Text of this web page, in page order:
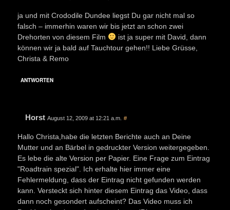
ja und mit Crododile Dundee liegst Du gar nicht mal so
falsch – immerhin waren wir bis jetzt an schon zwei
Drehorten von diesem Film
ist ja super mit David, dann
können wir ja bald auf Tauchtour gehen!! Liebe Grüsse,
Christa & Remo
ANTWORTEN
Horst August 12, 2009 at 12:21 a.m. #
Hallo Christa,habe die letzten Berichte auch an Deine
Mutter und an Bärbel in gedruckter Version weitergegeben.
Es lebe die alte Version per Papier. Eine Frage zum Eintrag
"Roadtrain spezial". Ich erhalte hier immer eine
Fehlermeldung, dass der Eintrag nicht gefunden werden
kann. Versteckt sich hinter diesem Eintrag das Video, dass
dann noch gesondert aufscheint? Das Video muss ich